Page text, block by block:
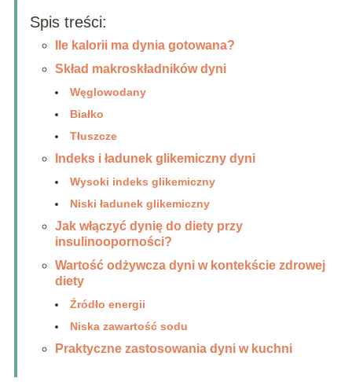
Spis treści:
Ile kalorii ma dynia gotowana?
Skład makroskładników dyni
Węglowodany
Białko
Tłuszcze
Indeks i ładunek glikemiczny dyni
Wysoki indeks glikemiczny
Niski ładunek glikemiczny
Jak włączyć dynię do diety przy
insulinooporności?
Wartość odżywcza dyni w kontekście zdrowej
diety
Źródło energii
Niska zawartość sodu
Praktyczne zastosowania dyni w kuchni